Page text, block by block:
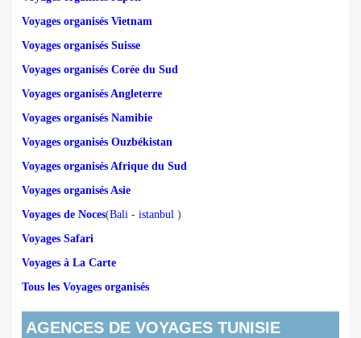
Voyages organisés Vietnam
Voyages organisés Suisse
Voyages organisés Corée du Sud
Voyages organisés Angleterre
Voyages organisés Namibie
Voyages organisés Ouzbékistan
Voyages organisés Afrique du Sud
Voyages organisés Asie
Voyages de Noces(Bali - istanbul )
Voyages Safari
Voyages à La Carte
Tous les Voyages organisés
AGENCES DE VOYAGES TUNISIE